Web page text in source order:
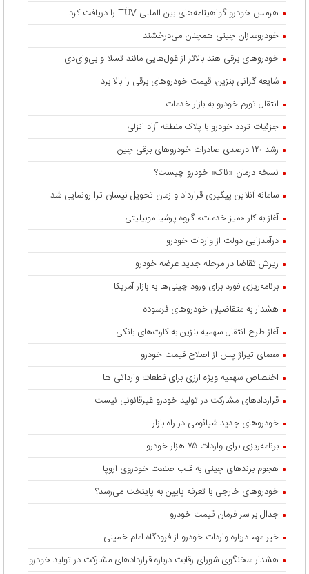
هرمس خودرو گواهینامه‌های بین المللی TÜV را دریافت کرد
خودروسازان چینی همچنان می‌درخشند
خودروهای برقی هند بالاتر از غول‌هایی مانند تسلا و بی‌وای‌دی
شایعه گرانی بنزین، قیمت خودروهای برقی را بالا برد
انتقال تورم خودرو به بازار خدمات
جزئیات تردد خودرو با پلاک منطقه آزاد انزلی
رشد ۱۲۰ درصدی صادرات خودروهای برقی چین
نسخه درمان «ناک» خودرو چیست؟
سامانه آنلاین پیگیری قرارداد‌ و زمان تحویل نیسان ترا رونمایی شد
آغاز به کار «میز خدمات» گروه پرشیا موبیلیتی
درآمدزایی دولت از واردات خودرو
ریزش تقاضا در مرحله جدید عرضه خودرو
برنامه‌ریزی فورد برای ورود چینی‌ها به بازار آمریکا
هشدار به متقاضیان خودروهای فرسوده
آغاز طرح انتقال سهمیه بنزین به کارت‌های بانکی
معمای تیراژ پس از اصلاح قیمت خودرو
اختصاص سهمیه ویژه ارزی برای قطعات وارداتی ها
قراردادهای مشارکت در تولید خودرو غیرقانونی نیست
خودروهای جدید شیائومی در راه بازار
برنامه‌ریزی برای واردات ۷۵ هزار خودرو
هجوم برندهای چینی به قلب صنعت خودروی اروپا
خودروهای خارجی با تعرفه پایین به پایتخت می‌رسد؟
جدال بر سر فرمان قیمت خودرو
خبر مهم درباره واردات خودرو از فرودگاه امام خمینی
هشدار سخنگوی شورای رقابت درباره قرارداد‌های مشارکت در تولید خودرو